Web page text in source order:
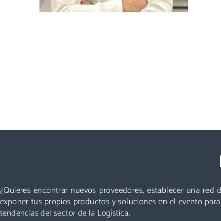
¿Quieres encontrar nuevos proveedores, establecer una
exponer tus propios productos y soluciones en el evento
tendencias del sector de la Logística.
Automation, no te quedes fuera. ¡Conoce nuevos
proveedores, descubre todas las áreas y asiste a las
mejores conferencias!